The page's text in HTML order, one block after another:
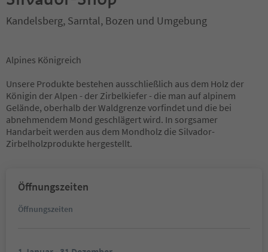
Kandelsberg, Sarntal, Bozen und Umgebung
Alpines Königreich
Unsere Produkte bestehen ausschließlich aus dem Holz der
Königin der Alpen - der Zirbelkiefer - die man auf alpinem
Gelände, oberhalb der Waldgrenze vorfindet und die bei
abnehmendem Mond geschlägert wird. In sorgsamer
Handarbeit werden aus dem Mondholz die Silvador-
Zirbelholzprodukte hergestellt.
Öffnungszeiten
Öffnungszeiten